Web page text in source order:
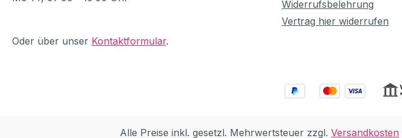
Oder über unser Kontaktformular.
Widerrufsbelehrung
Vertrag hier widerrufen
Alle Preise inkl. gesetzl. Mehrwertsteuer zzgl. Versandkosten